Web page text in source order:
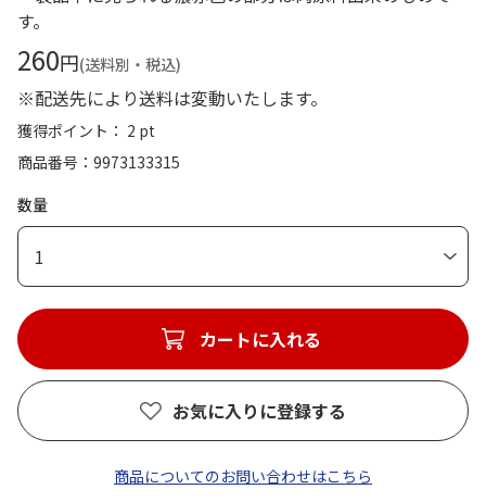
す。
260円(送料別・税込)
※配送先により送料は変動いたします。
獲得ポイント： 2 pt
商品番号
9973133315
数量
1
カートに入れる
お気に入りに登録する
商品についてのお問い合わせはこちら